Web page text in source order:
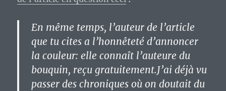
En même temps, l’auteur de l’article
que tu cites a l’honnêteté d’annoncer
la couleur: elle connaît l’auteure du
bouquin, reçu gratuitement.J’ai déjà vu
passer des chroniques où on doutait du